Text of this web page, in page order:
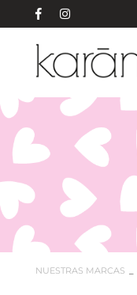
NUESTRAS MARCAS